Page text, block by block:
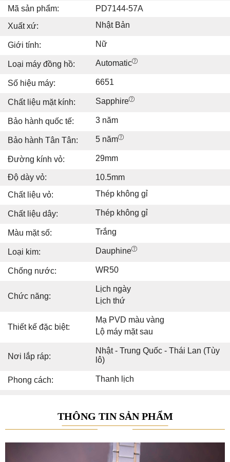
Mã sản phẩm:
PD7144-57A
Xuất xứ:
Nhật Bản
Giới tính: Nữ
Loại máy đồng hồ: Automatic
Số hiệu máy: 6651
Chất liệu mặt kính: Sapphire
Bảo hành quốc tế: 3 năm
Bảo hành Tân Tân: 5 năm
Đường kính vỏ: 29mm
Độ dày vỏ:
10.5mm
Chất liệu vỏ:
Thép không gỉ
Chất liệu dây: Thép không gỉ
Màu mặt số: Trắng
Loại kim: Dauphine
Chống nước: WR50
Chức năng:
Lịch ngày
Lịch thứ
Thiết kế đặc biệt:
Mạ PVD màu vàng
Lộ máy mặt sau
Nơi lắp ráp:
Nhật - Trung Quốc - Thái Lan (Tùy
lô)
Phong cách: Thanh lịch
THÔNG TIN SẢN PHẨM